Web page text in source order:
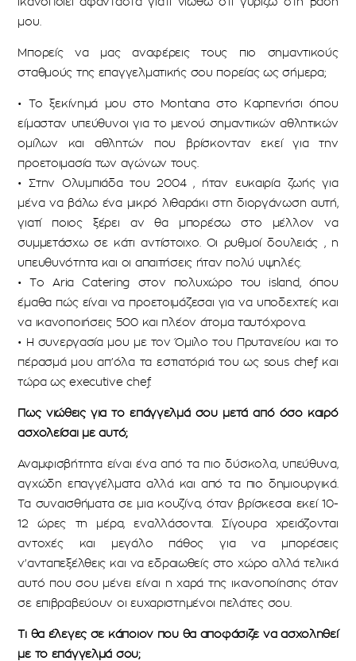
μου.
Μπορείς να μας αναφέρεις τους πιο σημαντικούς
σταθμούς της επαγγελματικής σου πορείας ως σήμερα;
• Το ξεκίνημά μου στο Montana στο Καρπενήσι όπου
είμασταν υπεύθυνοι για το μενού σημαντικών αθλητικών
ομίλων και αθλητών που βρίσκονταν εκεί για την
προετοιμασία των αγώνων τους.
• Στην Ολυμπιάδα του 2004 , ήταν ευκαιρία ζωής για
μένα να βάλω ένα μικρό λιθαράκι στη διοργάνωση αυτή,
γιατί ποιος ξέρει αν θα μπορέσω στο μέλλον να
συμμετάσχω σε κάτι αντίστοιχο. Οι ρυθμοί δουλειάς , η
υπευθυνότητα και οι απαιτήσεις ήταν πολύ υψηλές.
• Το Aria Catering στον πολυχώρο του island, όπου
έμαθα πώς είναι να προετοιμάζεσαι για να υποδεχτείς και
να ικανοποιήσεις 500 και πλέον άτομα ταυτόχρονα.
• Η συνεργασία μου με τον Όμιλο του Πρυτανείου και το
πέρασμά μου απ’όλα τα εστιατόριά του ως sous chef και
τώρα ως executive chef.
Πως νιώθεις για το επάγγελμά σου μετά από όσο καιρό
ασχολείσαι με αυτό;
Αναμφισβήτητα είναι ένα από τα πιο δύσκολα, υπεύθυνα,
αγχώδη επαγγέλματα αλλά και από τα πιο δημιουργικά.
Τα συναισθήματα σε μια κουζίνα, όταν βρίσκεσαι εκεί 10-
12 ώρες τη μέρα, εναλλάσονται. Σίγουρα χρειάζονται
αντοχές και μεγάλο πάθος για να μπορέσεις
ν’ανταπεξέλθεις και να εδραιωθείς στο χώρο αλλά τελικά
αυτό που σου μένει είναι η χαρά της ικανοποίησης όταν
σε επιβραβεύουν οι ευχαριστημένοι πελάτες σου.
Τι θα έλεγες σε κάποιον που θα αποφάσιζε να ασχοληθεί
με το επάγγελμά σου;